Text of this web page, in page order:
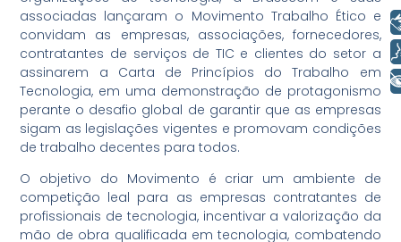
associadas lançaram o Movimento Trabalho Ético e
convidam as empresas, associações, fornecedores,
contratantes de serviços de TIC e clientes do setor a
assinarem a Carta de Princípios do Trabalho em
Tecnologia, em uma demonstração de protagonismo
perante o desafio global de garantir que as empresas
sigam as legislações vigentes e promovam condições
de trabalho decentes para todos. ​
O objetivo do Movimento é criar um ambiente de
competição leal para as empresas contratantes de
profissionais de tecnologia, incentivar a valorização da
mão de obra qualificada em tecnologia, combatendo
Libras
Voz
+ Acessibilidade